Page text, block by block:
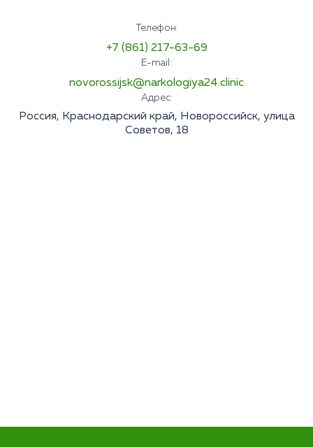
Телефон:
+7 (861) 217-63-69
E-mail:
novorossijsk@narkologiya24.clinic
Адрес:
Россия, Краснодарский край, Новороссийск, улица
Советов, 18